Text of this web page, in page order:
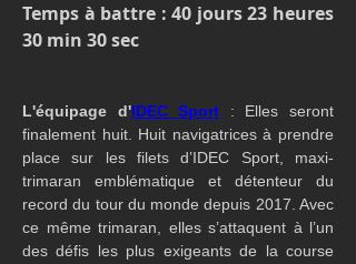
Temps à battre : 40 jours 23 heures
30 min 30 sec
L'équipage d'IDEC Sport : Elles seront
finalement huit. Huit navigatrices à prendre
place sur les filets d’IDEC Sport, maxi-
trimaran emblématique et détenteur du
record du tour du monde depuis 2017. Avec
ce même trimaran, elles s’attaquent à l’un
des défis les plus exigeants de la course